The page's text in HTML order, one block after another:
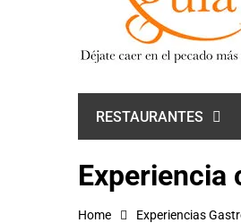
RESTAURANTES
Experiencia
Home Experiencias